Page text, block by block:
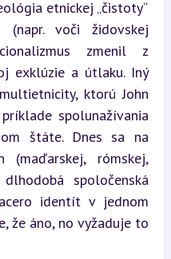
etnickej „čistoty“
(napr. voči židovskej
zmenil z
exklúzie a útlaku. Iný
ktorú John
spolunažívania
štáte. Dnes sa na
(maďarskej, rómskej,
spoločenská
identít v jednom
že áno, no vyžaduje to